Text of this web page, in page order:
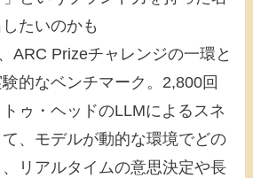
たいのかも
ARC Prizeチャレンジの一環と
的なベンチマーク。2,800回
ゥ・ヘッドのLLMによるスネ
、モデルが動的な環境でどの
リアルタイムの意思決定や長